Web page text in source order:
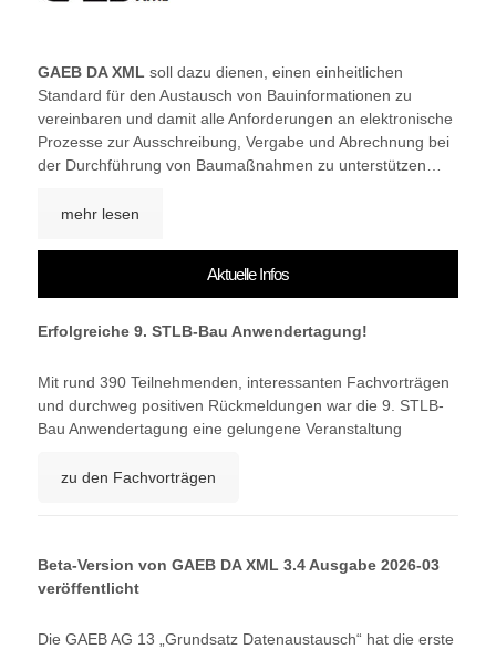
GAEB DA XML soll dazu dienen, einen einheitlichen
Standard für den Austausch von Bauinformationen zu
vereinbaren und damit alle Anforderungen an elektronische
Prozesse zur Ausschreibung, Vergabe und Abrechnung bei
der Durchführung von Baumaßnahmen zu unterstützen…
mehr lesen
Aktuelle Infos
Erfolgreiche 9. STLB-Bau Anwendertagung!
Mit rund 390 Teilnehmenden, interessanten Fachvorträgen
und durchweg positiven Rückmeldungen war die 9. STLB-
Bau Anwendertagung eine gelungene Veranstaltung
zu den Fachvorträgen
Beta-Version von GAEB DA XML 3.4 Ausgabe 2026-03
veröffentlicht
Die GAEB AG 13 „Grundsatz Datenaustausch“ hat die erste